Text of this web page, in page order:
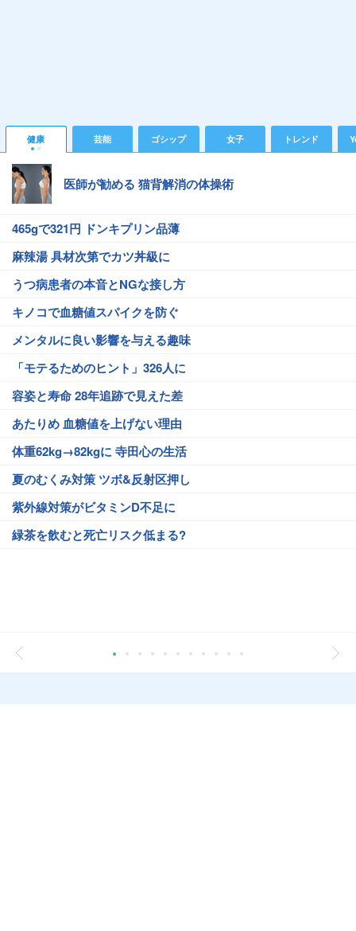
健康 芸能 ゴシップ 女子 トレンド
医師が勧める 猫背解消の体操術
465gで321円 ドンキプリン品薄
麻辣湯 具材次第でカツ丼級に
うつ病患者の本音とNGな接し方
キノコで血糖値スパイクを防ぐ
メンタルに良い影響を与える趣味
「モテるためのヒント」326人に
容姿と寿命 28年追跡で見えた差
あたりめ 血糖値を上げない理由
体重62kg→82kgに 寺田心の生活
夏のむくみ対策 ツボ&反射区押し
紫外線対策がビタミンD不足に
緑茶を飲むと死亡リスク低まる?